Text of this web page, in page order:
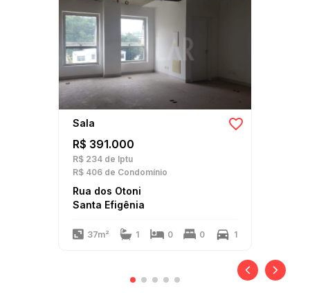
Sala
R$ 391.000
R$ 234 de Iptu
R$ 406 de Condomínio
Rua dos Otoni
Santa Efigênia
37m² 1 0 0 1